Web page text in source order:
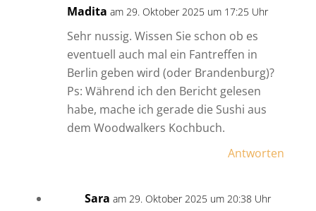
Madita am 29. Oktober 2025 um 17:25 Uhr
Sehr nussig. Wissen Sie schon ob es
eventuell auch mal ein Fantreffen in
Berlin geben wird (oder Brandenburg)?
Ps: Während ich den Bericht gelesen
habe, mache ich gerade die Sushi aus
dem Woodwalkers Kochbuch.
Antworten
Sara am 29. Oktober 2025 um 20:38 Uhr